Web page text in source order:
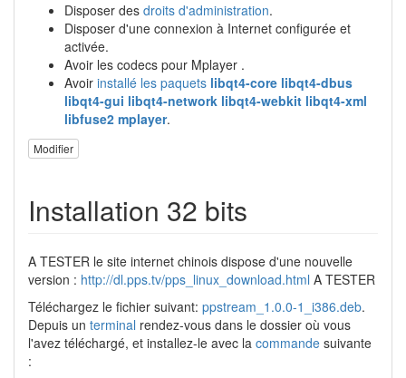
Disposer des droits d'administration.
Disposer d'une connexion à Internet configurée et
activée.
Avoir les codecs pour Mplayer .
Avoir installé les paquets libqt4-core libqt4-dbus
libqt4-gui libqt4-network libqt4-webkit libqt4-xml
libfuse2 mplayer.
Modifier
Installation 32 bits
A TESTER le site internet chinois dispose d'une nouvelle
version : http://dl.pps.tv/pps_linux_download.html A TESTER
Téléchargez le fichier suivant: ppstream_1.0.0-1_i386.deb.
Depuis un terminal rendez-vous dans le dossier où vous
l'avez téléchargé, et installez-le avec la commande suivante
: